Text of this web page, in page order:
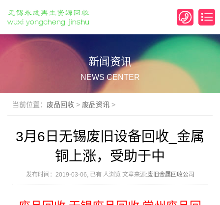
新闻资讯
NEWS CENTER
当前位置： 废品回收 > 废品资讯 >
3月6日无锡废旧设备回收_金属
铜上涨，受助于中
发布时间：2019-03-06, 已有 人浏览 文章来源:废旧金属回收公司